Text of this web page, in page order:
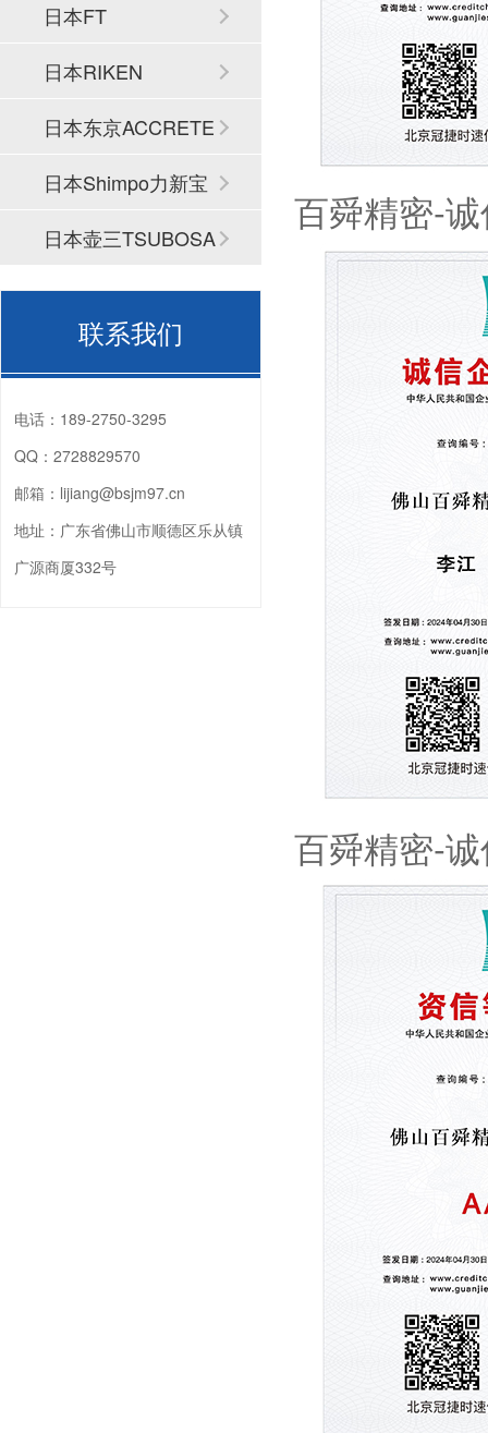
百舜精密-
百舜精密-
日本FT
日本RIKEN
日本东京ACCRETE
CH
日本Shimpo力新宝
日本壶三TSUBOSA
N
联系我们
电话： 189-2750-3295
QQ： 2728829570
邮箱： lijiang@bsjm97.cn
地址： 广东省佛山市顺德区乐从镇
广源商厦332号